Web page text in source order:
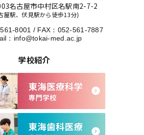
名古屋市中村区名駅南2-7-2
屋駅、伏見駅から徒歩13分)
8001 / FAX：052-561-7887
： info@tokai-med.ac.jp
学校紹介